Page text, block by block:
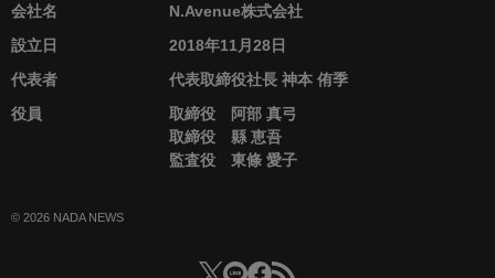
会社名
N.Avenue株式会社
設立日
2018年11月28日
代表者
代表取締役社長 神本 侑季
役員
取締役 阿部 真弓
取締役 縣 恵吾
監査役 東條 愛子
© 2026 NADA NEWS